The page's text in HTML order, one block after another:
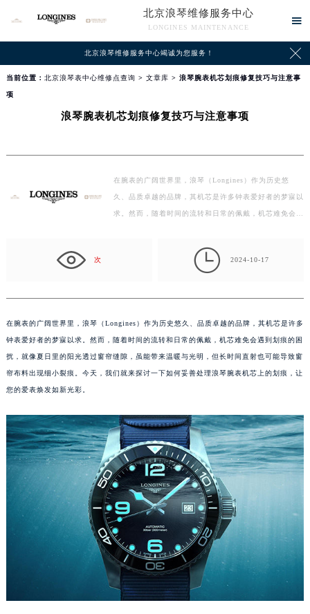
北京浪琴维修服务中心
LONGINES MAINTENANCE

北京浪琴维修服务中心竭诚为您服务！ 
当前位置： 北京浪琴表中心维修点查询 > 文章库 > 浪琴腕表机芯划痕修复技巧与注意事
项
浪琴腕表机芯划痕修复技巧与注意事项
在腕表的广阔世界里，浪琴（Longines）作为历史悠
久、品质卓越的品牌，其机芯是许多钟表爱好者的梦寐以
求。然而，随着时间的流转和日常的佩戴，机芯难免会遇
次  2024-10-17
在腕表的广阔世界里，浪琴（Longines）作为历史悠久、品质卓越的品牌，其机芯是许多
钟表爱好者的梦寐以求。然而，随着时间的流转和日常的佩戴，机芯难免会遇到划痕的困
扰，就像夏日里的阳光透过窗帘缝隙，虽能带来温暖与光明，但长时间直射也可能导致窗
帘布料出现细小裂痕。今天，我们就来探讨一下如何妥善处理浪琴腕表机芯上的划痕，让
您的爱表焕发如新光彩。